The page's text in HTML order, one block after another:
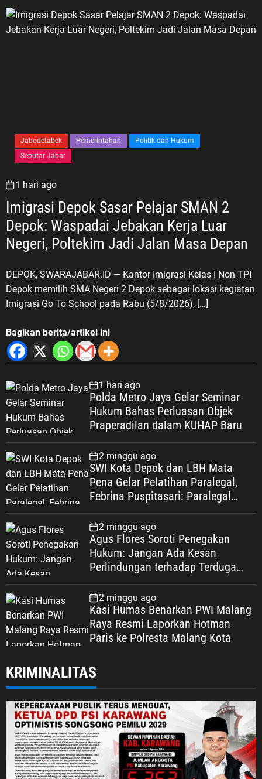
Jabodetabek Pemerintahan
Politik dan Hukum
Seputar Jabar
1 hari ago
Imigrasi Depok Sasar Pelajar SMAN 2
Depok: Waspadai Jebakan Kerja Luar
DEPOK, SWARAJABAR.ID — Kantor Imigrasi Kelas I Non TPI
Depok memilih SMA Negeri 2 Depok sebagai lokasi kegiatan
Imigrasi Go To School pada Rabu (5/8/2026), […]
Bagikan berita/artikel ini
1 hari ago
Polda Metro Jaya Gelar Seminar
Hukum Bahas Perluasan Objek
Praperadilan dalam KUHAP Baru
2 minggu ago
SWI Kota Depok dan LBH Mata
Pena Gelar Pelatihan Paralegal,
Febrina Puspitasari: Paralegal
Keadilan Warga Depok
2 minggu ago
Agus Flores Soroti Penegakan
Hukum: Jangan Ada Kesan
Perlindungan terhadap Terduga
Dipertaruhkan
2 minggu ago
Kasi Humas Benarkan PWI Malang
Raya Resmi Laporkan Hotman
Paris ke Polresta Malang Kota
KRIMINALITAS